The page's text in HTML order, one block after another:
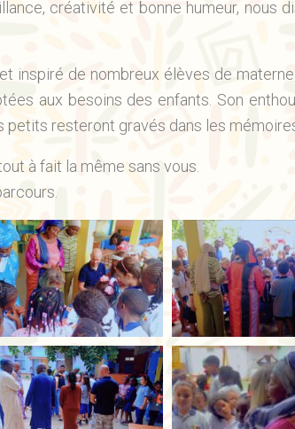
créativité et bonne humeur, nous
inspiré de nombreux élèves de
aux besoins des enfants. Son
resteront gravés dans les
à fait la même sans vous.